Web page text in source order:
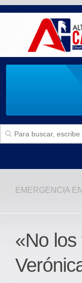
Politica
Deportes
JUDICIAL
EMERGENCIA
«No